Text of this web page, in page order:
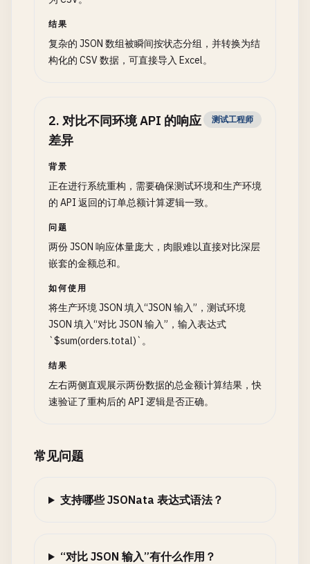
结果
复杂的 JSON 数组被瞬间按状态分组，并转换为结
构化的 CSV 数据，可直接导入 Excel。
2. 对比不同环境 API 的响应
差异
测试工程师
背景
正在进行系统重构，需要确保测试环境和生产环境
的 API 返回的订单总额计算逻辑一致。
问题
两份 JSON 响应体量庞大，肉眼难以直接对比深层
嵌套的金额总和。
如何使用
将生产环境 JSON 填入“JSON 输入”，测试环境
JSON 填入“对比 JSON 输入”，输入表达式
`$sum(orders.total)`。
结果
左右两侧直观展示两份数据的总金额计算结果，快
速验证了重构后的 API 逻辑是否正确。
常见问题
支持哪些 JSONata 表达式语法？
“对比 JSON 输入”有什么作用？